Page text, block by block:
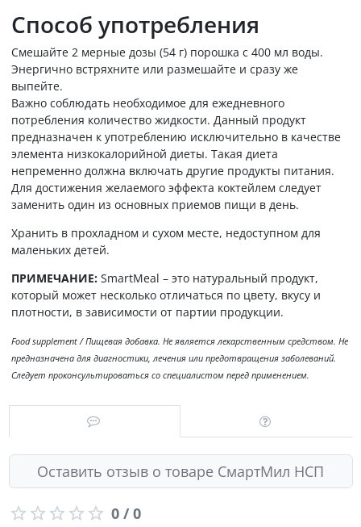
Способ употребления
Смешайте 2 мерные дозы (54 г) порошка с 400 мл воды.
Энергично встряхните или размешайте и сразу же
выпейте.
Важно соблюдать необходимое для ежедневного
потребления количество жидкости. Данный продукт
предназначен к употреблению исключительно в качестве
элемента низкокалорийной диеты. Такая диета
непременно должна включать другие продукты питания.
Для достижения желаемого эффекта коктейлем следует
заменить один из основных приемов пищи в день.
Хранить в прохладном и сухом месте, недоступном для
маленьких детей.
ПРИМЕЧАНИЕ: SmartMeal – это натуральный продукт,
который может несколько отличаться по цвету, вкусу и
плотности, в зависимости от партии продукции.
Food supplement / Пищевая добавка. Не является лекарственным средством. Не
предназначена для диагностики, лечения или предотвращения заболеваний.
Следует проконсультироваться со специалистом перед применением.
Оставить отзыв о товаре СмартМил НСП
0 / 0